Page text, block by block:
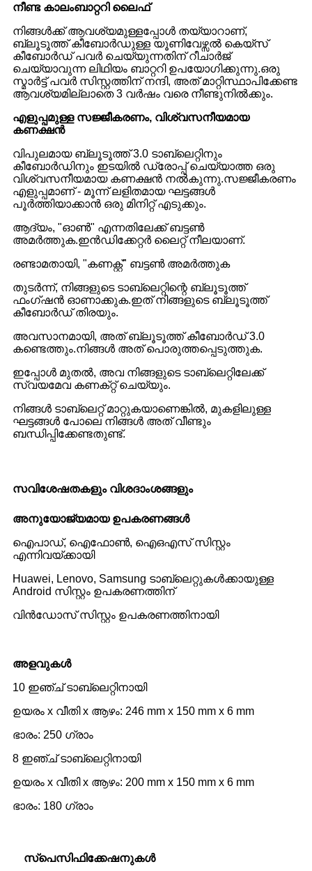
നീണ്ട കാലംബാറ്ററി ലൈഫ്
നിങ്ങൾക്ക് ആവശ്യമുള്ളപ്പോൾ തയ്യാറാണ്,
ബ്ലൂടൂത്ത് കീബോർഡുള്ള യൂണിവേഴ്സൽ കെയ്‌സ്
കീബോർഡ് പവർ ചെയ്യുന്നതിന് റീചാർജ്
ചെയ്യാവുന്ന ലിഥിയം ബാറ്ററി ഉപയോഗിക്കുന്നു.ഒരു
സ്മാർട്ട് പവർ സിസ്റ്റത്തിന് നന്ദി, അത് മാറ്റിസ്ഥാപിക്കേണ്ട
ആവശ്യമില്ലാതെ 3 വർഷം വരെ നീണ്ടുനിൽക്കും.
എളുപ്പമുള്ള സജ്ജീകരണം, വിശ്വസനീയമായ
കണക്ഷൻ
വിപുലമായ ബ്ലൂടൂത്ത് 3.0 ടാബ്‌ലെറ്റിനും
കീബോർഡിനും ഇടയിൽ ഡ്രോപ്പ് ചെയ്യാത്ത ഒരു
വിശ്വസനീയമായ കണക്ഷൻ നൽകുന്നു.സജ്ജീകരണം
എളുപ്പമാണ് - മൂന്ന് ലളിതമായ ഘട്ടങ്ങൾ
പൂർത്തിയാക്കാൻ ഒരു മിനിറ്റ് എടുക്കും.
ആദ്യം, "ഓൺ" എന്നതിലേക്ക് ബട്ടൺ
അമർത്തുക.ഇൻഡിക്കേറ്റർ ലൈറ്റ് നീലയാണ്.
രണ്ടാമതായി, "കണക്റ്റ്" ബട്ടൺ അമർത്തുക
തുടർന്ന്, നിങ്ങളുടെ ടാബ്‌ലെറ്റിന്റെ ബ്ലൂടൂത്ത്
ഫംഗ്‌ഷൻ ഓണാക്കുക.ഇത് നിങ്ങളുടെ ബ്ലൂടൂത്ത്
കീബോർഡ് തിരയും.
അവസാനമായി, അത് ബ്ലൂടൂത്ത് കീബോർഡ് 3.0
കണ്ടെത്തും.നിങ്ങൾ അത് പൊരുത്തപ്പെടുത്തുക.
ഇപ്പോൾ മുതൽ, അവ നിങ്ങളുടെ ടാബ്‌ലെറ്റിലേക്ക്
സ്വയമേവ കണക്‌റ്റ് ചെയ്യും.
നിങ്ങൾ ടാബ്‌ലെറ്റ് മാറ്റുകയാണെങ്കിൽ, മുകളിലുള്ള
ഘട്ടങ്ങൾ പോലെ നിങ്ങൾ അത് വീണ്ടും
ബന്ധിപ്പിക്കേണ്ടതുണ്ട്.
സവിശേഷതകളും വിശദാംശങ്ങളും
അനുയോജ്യമായ ഉപകരണങ്ങൾ
ഐപാഡ്, ഐഫോൺ, ഐഒഎസ് സിസ്റ്റം
എന്നിവയ്ക്കായി
Huawei, Lenovo, Samsung ടാബ്‌ലെറ്റുകൾക്കായുള്ള
Android സിസ്റ്റം ഉപകരണത്തിന്
വിൻഡോസ് സിസ്റ്റം ഉപകരണത്തിനായി
അളവുകൾ
10 ഇഞ്ച് ടാബ്‌ലെറ്റിനായി
ഉയരം x വീതി x ആഴം: 246 mm x 150 mm x 6 mm
ഭാരം: 250 ഗ്രാം
8 ഇഞ്ച് ടാബ്‌ലെറ്റിനായി
ഉയരം x വീതി x ആഴം: 200 mm x 150 mm x 6 mm
ഭാരം: 180 ഗ്രാം
സ്പെസിഫിക്കേഷനുകൾ